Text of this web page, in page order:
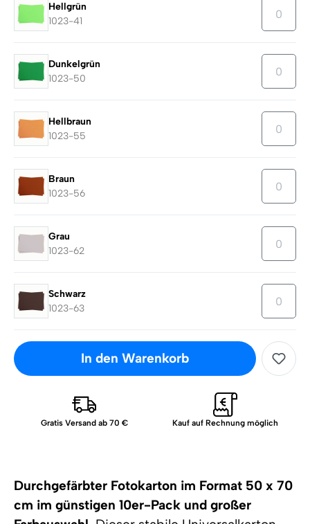
Durchgefärbter Fotokarton im Format 50 x 70
cm im günstigen 10er-Pack und großer
Hellgrün
1023-41
Dunkelgrün
1023-50
Hellbraun
1023-55
Braun
1023-56
Grau
1023-62
Schwarz
1023-63
In den Warenkorb
Gratis Versand ab 70 € Kauf auf Rechnung möglich